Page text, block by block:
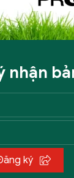
nhận
ký